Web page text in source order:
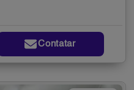
Contatar